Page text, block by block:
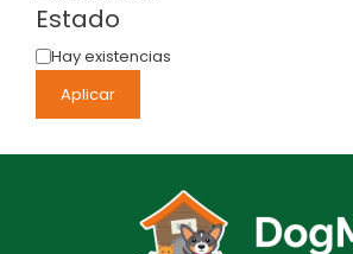
Estado
Hay existencias
Aplicar